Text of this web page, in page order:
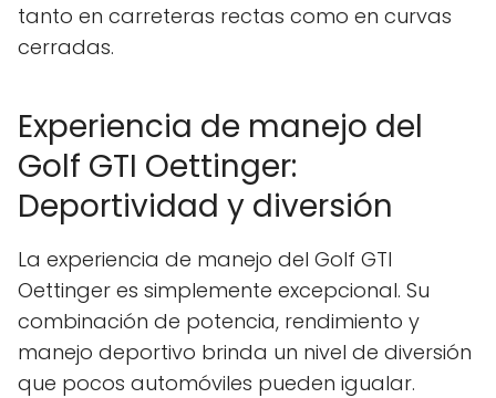
tanto en carreteras rectas como en curvas
cerradas.
Experiencia de manejo del
Golf GTI Oettinger:
Deportividad y diversión
La experiencia de manejo del Golf GTI
Oettinger es simplemente excepcional. Su
combinación de potencia, rendimiento y
manejo deportivo brinda un nivel de diversión
que pocos automóviles pueden igualar.